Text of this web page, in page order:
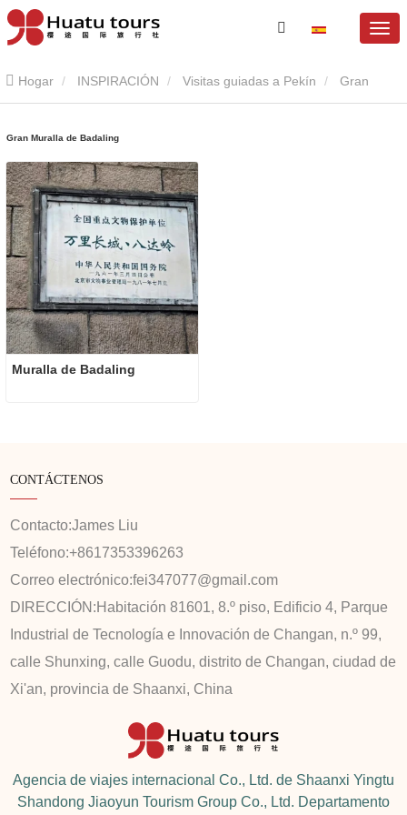
Hogar INSPIRACIÓN Visitas guiadas a Pekín
Gran Muralla de Badaling
Muralla de Badaling
CONTÁCTENOS
Contacto:James Liu
Teléfono:+8617353396263
Correo electrónico:fei347077@gmail.com
DIRECCIÓN: Habitación 81601, 8.º piso, Edificio 4, Parque
Industrial de Tecnología e Innovación de Changan, n.º 99,
calle Shunxing, calle Guodu, distrito de Changan, ciudad de
Xi'an, provincia de Shaanxi, China
Agencia de viajes internacional Co., Ltd. de Shaanxi Yingtu
Shandong Jiaoyun Tourism Group Co., Ltd. Departamento